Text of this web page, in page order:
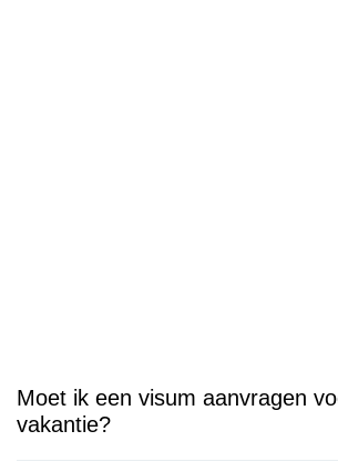
Moet ik een visum aanvragen
vakantie?